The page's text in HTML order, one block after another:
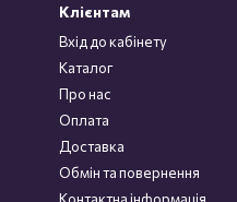
Клієнтам
Вхід до кабінету
Каталог
Про нас
Оплата
Доставка
Обмін та повернення